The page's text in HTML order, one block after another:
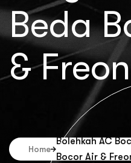
Beda
& Freon
Home
Bolehkah AC
Bocor Air &